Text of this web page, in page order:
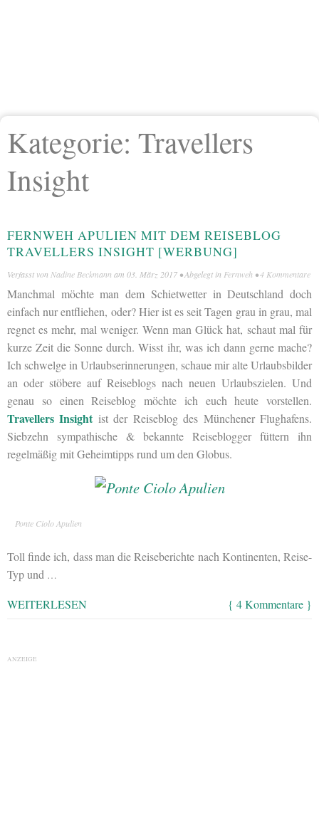
Kategorie: Travellers
Insight
FERNWEH APULIEN MIT DEM REISEBLOG
TRAVELLERS INSIGHT [WERBUNG]
Verfasst von Nadine Beckmann am 03. März 2017 • Abgelegt in Fernweh •4 Kommentare
Manchmal möchte man dem Schietwetter in Deutschland doch
einfach nur entfliehen, oder? Hier ist es seit Tagen grau in grau, mal
regnet es mehr, mal weniger. Wenn man Glück hat, schaut mal für
kurze Zeit die Sonne durch. Wisst ihr, was ich dann gerne mache?
Ich schwelge in Urlaubserinnerungen, schaue mir alte Urlaubsbilder
an oder stöbere auf Reiseblogs nach neuen Urlaubszielen. Und
genau so einen Reiseblog möchte ich euch heute vorstellen.
Travellers Insightist der Reiseblog des Münchener Flughafens.
Siebzehn sympathische & bekannte Reiseblogger füttern ihn
regelmäßig mit Geheimtipps rund um den Globus.
Ponte Ciolo Apulien
Toll finde ich, dass man die Reiseberichte nach Kontinenten, Reise-
Typ und …
WEITERLESEN { 4 Kommentare }
ANZEIGE